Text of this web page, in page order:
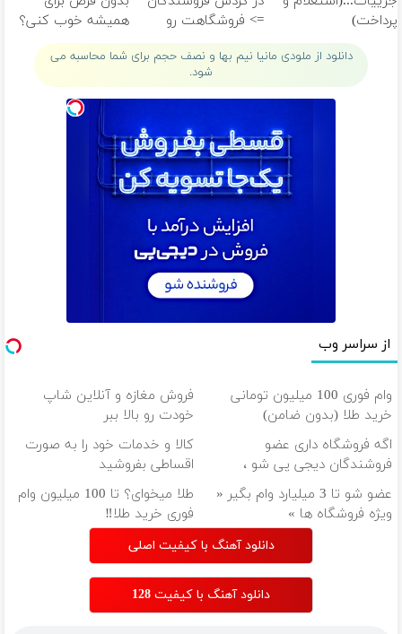
پرداخت)
=> فروشگاهت رو
ثبت کن
همیشه خوب کنی؟
(پرسش‌نامه رو پر
کن!)
دانلود از ملودی مانیا نیم بها و نصف حجم برای شما محاسبه می
شود.
از سراسر وب
وام فوری 100 میلیون تومانی
خرید طلا (بدون ضامن)
فروش مغازه و آنلاین شاپ
خودت رو بالا ببر
اگه فروشگاه داری عضو
فروشندگان دیجی پی شو ،
فروش رو بالا ببر
کالا و خدمات خود را به صورت
اقساطی بفروشید
عضو شو تا 3 میلیارد وام بگیر «
ویژه فروشگاه ها »
طلا میخوای؟ تا 100 میلیون وام
فوری خرید طلا‼️
دانلود آهنگ با کیفیت اصلی
دانلود آهنگ با کیفیت 128